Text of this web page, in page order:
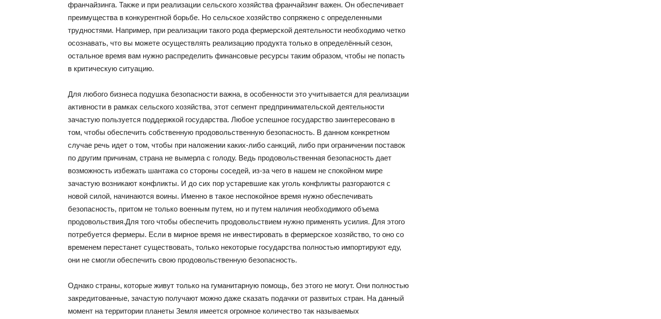
франчайзинга. Также и при реализации сельского хозяйства франчайзинг важен. Он обеспечивает
преимущества в конкурентной борьбе. Но сельское хозяйство сопряжено с определенными
трудностями. Например, при реализации такого рода фермерской деятельности необходимо четко
осознавать, что вы можете осуществлять реализацию продукта только в определённый сезон,
остальное время вам нужно распределить финансовые ресурсы таким образом, чтобы не попасть
в критическую ситуацию.
Для любого бизнеса подушка безопасности важна, в особенности это учитывается для реализации
активности в рамках сельского хозяйства, этот сегмент предпринимательской деятельности
зачастую пользуется поддержкой государства. Любое успешное государство заинтересовано в
том, чтобы обеспечить собственную продовольственную безопасность. В данном конкретном
случае речь идет о том, чтобы при наложении каких-либо санкций, либо при ограничении поставок
по другим причинам, страна не вымерла с голоду. Ведь продовольственная безопасность дает
возможность избежать шантажа со стороны соседей, из-за чего в нашем не спокойном мире
зачастую возникают конфликты. И до сих пор устаревшие как уголь конфликты разгораются с
новой силой, начинаются воины. Именно в такое неспокойное время нужно обеспечивать
безопасность, притом не только военным путем, но и путем наличия необходимого объема
продовольствия.Для того чтобы обеспечить продовольствием нужно применять усилия. Для этого
потребуется фермеры. Если в мирное время не инвестировать в фермерское хозяйство, то оно со
временем перестанет существовать, только некоторые государства полностью импортируют еду,
они не смогли обеспечить свою продовольственную безопасность.
Однако страны, которые живут только на гуманитарную помощь, без этого не могут. Они полностью
закредитованные, зачастую получают можно даже сказать подачки от развитых стран. На данный
момент на территории планеты Земля имеется огромное количество так называемых